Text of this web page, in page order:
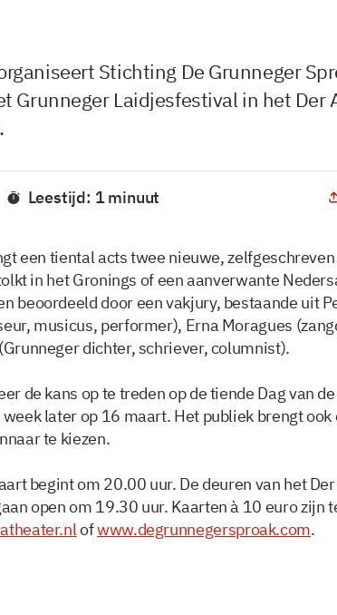
Stichting De Grunneger
Grunneger Laidjesfestival in het Der
Leestijd: 1 minuut
een tiental acts twee nieuwe,
in het Gronings of een aanverwante
beoordeeld door een vakjury, bestaande uit
musicus, performer), Erna Moragues
dichter, schriever, columnist).
de kans op te treden op de tiende Dag van de
later op 16 maart. Het publiek brengt ook
te kiezen.
begint om 20.00 uur. De deuren van het
open om 19.30 uur. Kaarten à 10 euro zijn
ofwww.degrunnegersproak.com.